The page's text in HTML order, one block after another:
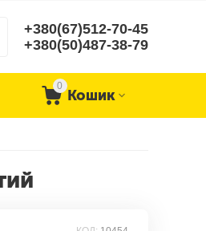
+380(67)512-70-45
+380(50)487-38-79
0
Кошик